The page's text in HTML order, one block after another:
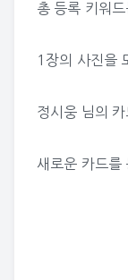
총 등록 키워
1장의 사진을
정시웅 님의 카
새로운 카드